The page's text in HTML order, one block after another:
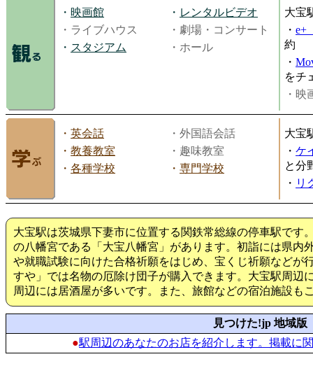
・ 映画館 ・ レンタルビデオ
・ライブハウス
・劇場・コンサート
・ スタジアム ・ホール
大宝
・ e+
約
・
をチ
・映
・ 英会話
・外国語会話
・ 教養教室
・趣味教室
・ 各種学校 ・ 専門学校
大宝
・ ケ
と分
・ リ
大宝駅は茨城県下妻市に位置する関鉄常総線の停車駅です
の八幡宮である「大宝八幡宮」があります。初詣には県内
や就職試験に向けた合格祈願をはじめ、宝くじ祈願などが
すや」では名物の厄除け団子が購入できます。大宝駅周辺
周辺には居酒屋が多いです。また、旅館などの宿泊施設も
見つけた!jp 地域版
●駅周辺のあなたのお店を紹介します。掲載に